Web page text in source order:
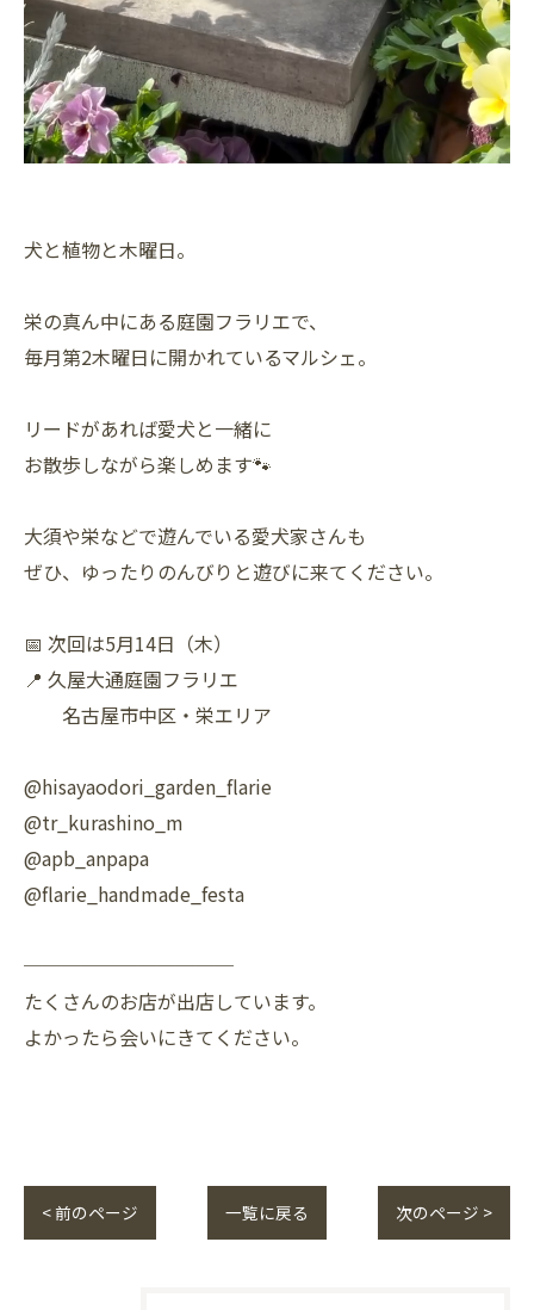
犬と植物と木曜日。
栄の真ん中にある庭園フラリエで、
毎月第2木曜日に開かれているマルシェ。
リードがあれば愛犬と一緒に
お散歩しながら楽しめます🐾
大須や栄などで遊んでいる愛犬家さんも
ぜひ、ゆったりのんびりと遊びに来てください。
📅 次回は5月14日（木）
📍 久屋大通庭園フラリエ
名古屋市中区・栄エリア
@hisayaodori_garden_flarie
@tr_kurashino_m
@apb_anpapa
@flarie_handmade_festa
───────────
たくさんのお店が出店しています。
よかったら会いにきてください。
< 前のページ 一覧に戻る 次のページ >